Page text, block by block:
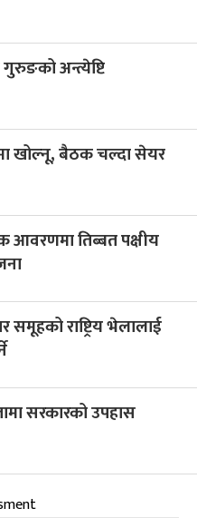
गुरुङको अन्त्येष्टि
खोल्नू, बैठक चल्दा सेयर
आवरणमा तिब्बत पक्षीय
राष्ट्रिय भेलालाई
सरकारको उपहास